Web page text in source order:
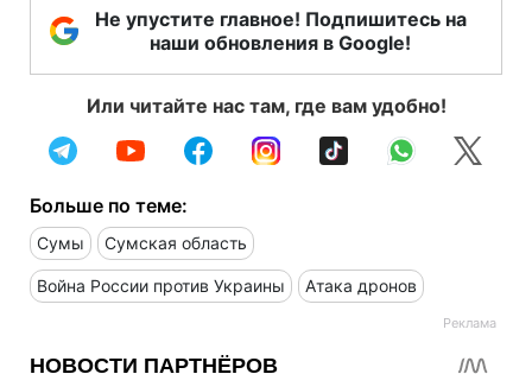
Не упустите главное! Подпишитесь на
наши обновления в Google!
Или читайте нас там, где вам удобно!
Больше по теме:
Сумы Сумская область
Война России против Украины Атака дронов